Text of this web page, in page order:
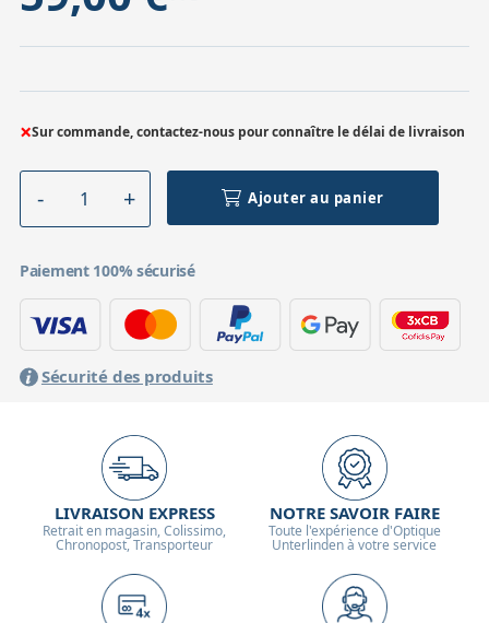
×Sur commande, contactez-nous pour connaître le délai de livraison
Ajouter au panier
Paiement 100% sécurisé
Sécurité des produits
LIVRAISON EXPRESS
Retrait en magasin, Colissimo,
Chronopost, Transporteur
NOTRE SAVOIR FAIRE
Toute l'expérience d'Optique
Unterlinden à votre service